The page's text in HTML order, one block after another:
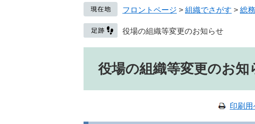
戸籍・住民票・証明 税金
子ども・教育
就職
健康・医療・福祉
生活・交通・動物
入札・契約 産業
観光案内・ガイドブック イベ
歴史・文化・アート
宿泊
観光リンク・その他
町の概要 町政
取り組み・提言
まち
人権・男女共同参画
フロントページ > 組織でさがす > 総
役場の組織等変更のお知らせ
役場の組織等変更のお知
印刷用